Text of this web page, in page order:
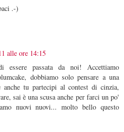
.-)
alle ore 14:15
essere passata da noi! Accettiamo
dobbiamo solo pensare a una
anche tu partecipi al contest di cinzia,
sai è una scusa anche per farci un po'
nuovi nuovi... molto bello questo